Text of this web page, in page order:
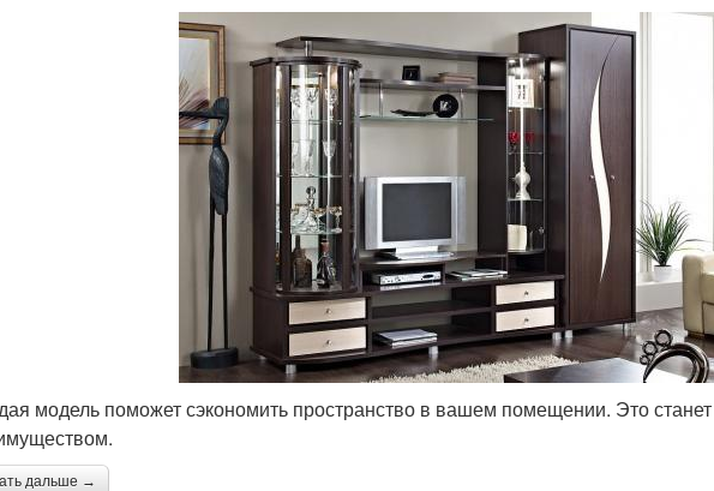
модель поможет сэкономить пространство в вашем помещении. Это
дальше →